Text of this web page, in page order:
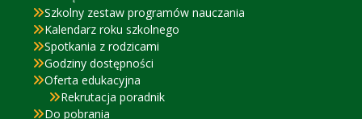
Szkolny zestaw programów nauczania
Kalendarz roku szkolnego
Spotkania z rodzicami
Godziny dostępności
Oferta edukacyjna
Rekrutacja poradnik
Do pobrania